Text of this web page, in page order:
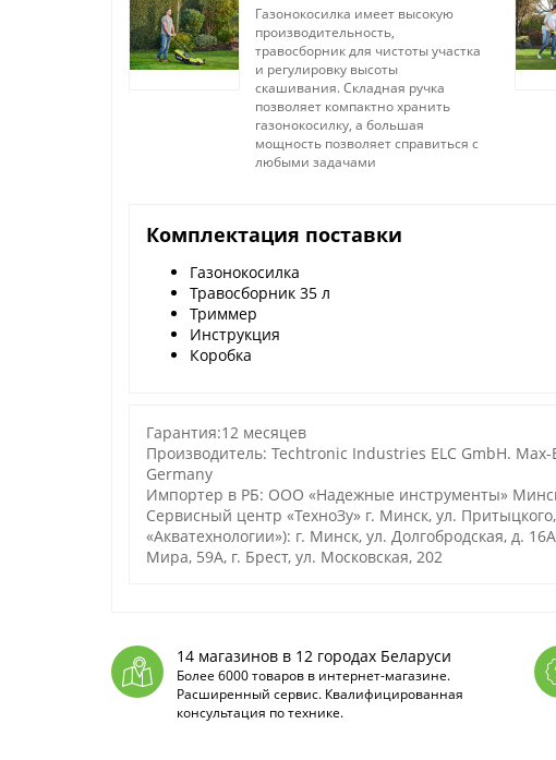
Газонокосилка имеет высокую
производительность,
травосборник для чистоты участка
и регулировку высоты
скашивания. Складная ручка
позволяет компактно хранить
газонокосилку, а большая
мощность позволяет справиться с
любыми задачами
Комплектация поставки
Газонокосилка
Травосборник 35 л
Триммер
Инструкция
Коробка
Гарантия:12 месяцев
Производитель: Techtronic Industries ELC GmbH.
Germany
Импортер в РБ: ООО «Надежные инструменты»
Сервисный центр «ТехноЗу» г. Минск, ул.
«Акватехнологии»): г. Минск, ул. Долгобродская, д.
Мира, 59А, г. Брест, ул. Московская, 202
14 магазинов в 12 городах Беларуси
Более 6000 товаров в интернет-магазине.
Расширенный сервис. Квалифицированная
консультация по технике.